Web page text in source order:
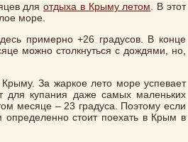
дляотдыха в Крыму летом . В этот
море.
примерно +26 градусов. В конце
можно столкнуться с дождями, но,
За жаркое лето море успевает
для купания даже самых маленьких
месяце – 23 градуса. Поэтому если
стоит поехать в Крым в